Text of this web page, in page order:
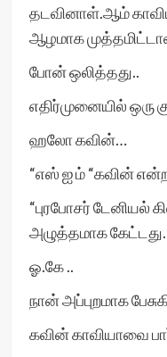
தடவினாள்.ஆம்
ஆழமாக
போன் ஒலித்தது..
எதிர்முனையில் ஒரு
ஹலோ கவின்…
“எஸ் ஐ ம் “கவின்
“புரபோசர் டேனியல்
அழுத்தமாக
ஓ.கே ..
நான் அப்புறமாக
கவின் காவியாவை